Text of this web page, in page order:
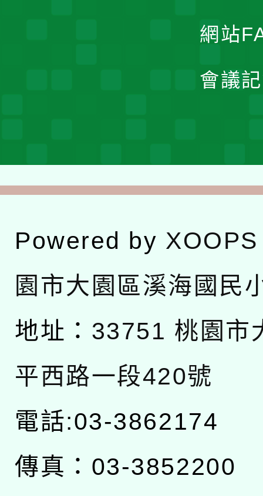
網站
會議
Powered by XOOPS
園市大園區溪海國民
地址： 33751 桃園市
平西路一段420號
電話:03-3862174
傳真：03-3852200